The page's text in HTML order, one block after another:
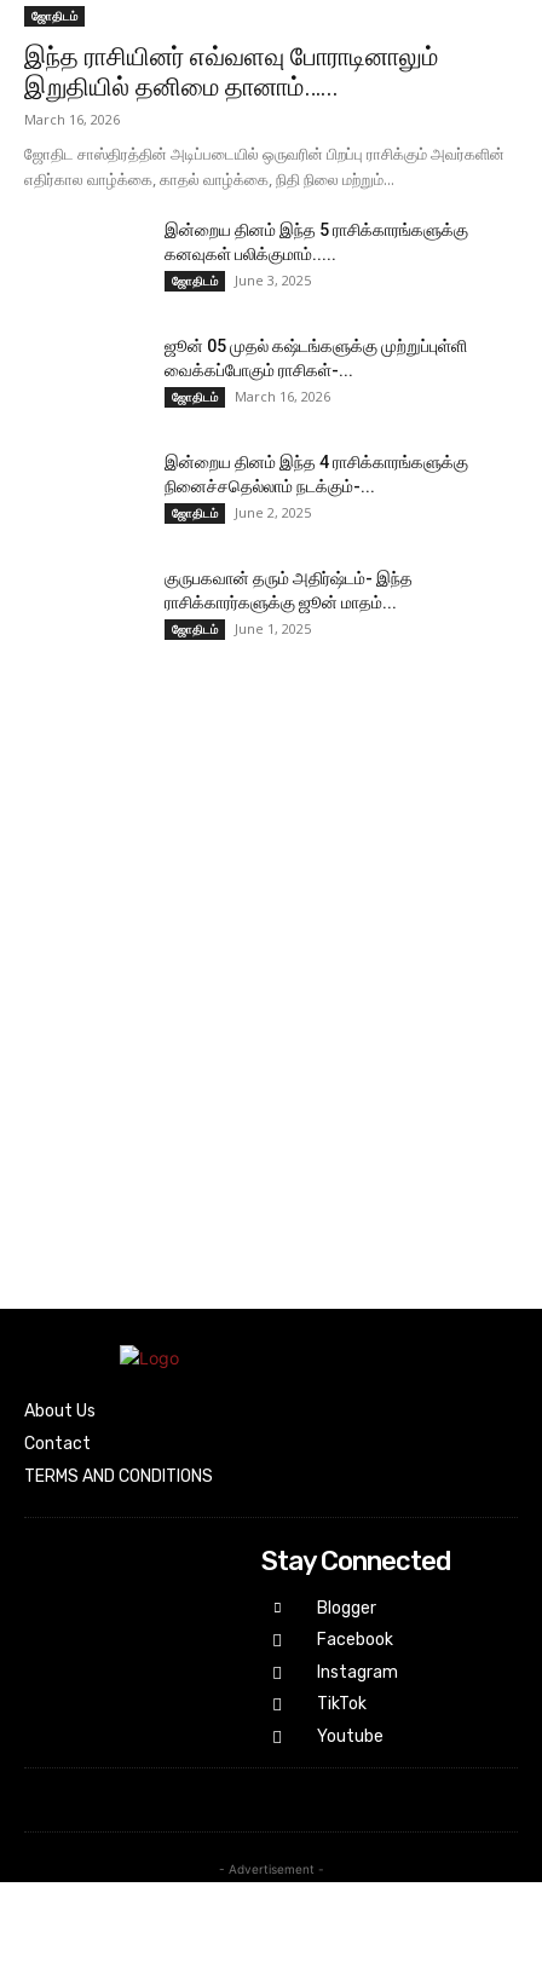
ஜோதிடம்
இந்த ராசியினர் எவ்வளவு போராடினாலும்
இறுதியில் தனிமை தானாம்…...
March 16, 2026
ஜோதிட சாஸ்திரத்தின் அடிப்படையில் ஒருவரின் பிறப்பு ராசிக்கும் அவர்களின்
எதிர்கால வாழ்க்கை, காதல் வாழ்க்கை, நிதி நிலை மற்றும்...
இன்றைய தினம் இந்த 5 ராசிக்காரங்களுக்கு
கனவுகள் பலிக்குமாம்.....
ஜோதிடம் June 3, 2025
ஜூன் 05 முதல் கஷ்டங்களுக்கு முற்றுப்புள்ளி
வைக்கப்போகும் ராசிகள்-...
ஜோதிடம் March 16, 2026
இன்றைய தினம் இந்த 4 ராசிக்காரங்களுக்கு
நினைச்சதெல்லாம் நடக்கும்-...
ஜோதிடம் June 2, 2025
குருபகவான் தரும் அதிர்ஷ்டம்- இந்த
ராசிக்காரர்களுக்கு ஜூன் மாதம்...
ஜோதிடம் June 1, 2025
About Us
Contact
TERMS AND CONDITIONS
Stay Connected
Blogger
Facebook
Instagram
TikTok
Youtube
- Advertisement -